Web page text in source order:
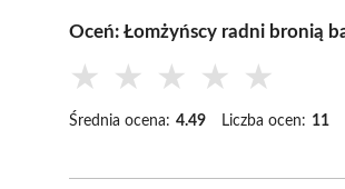
Oceń: Łomżyńscy radni bronią
★ ★ ★ ★ ★
Średnia ocena: 4.49 Liczba ocen: 11